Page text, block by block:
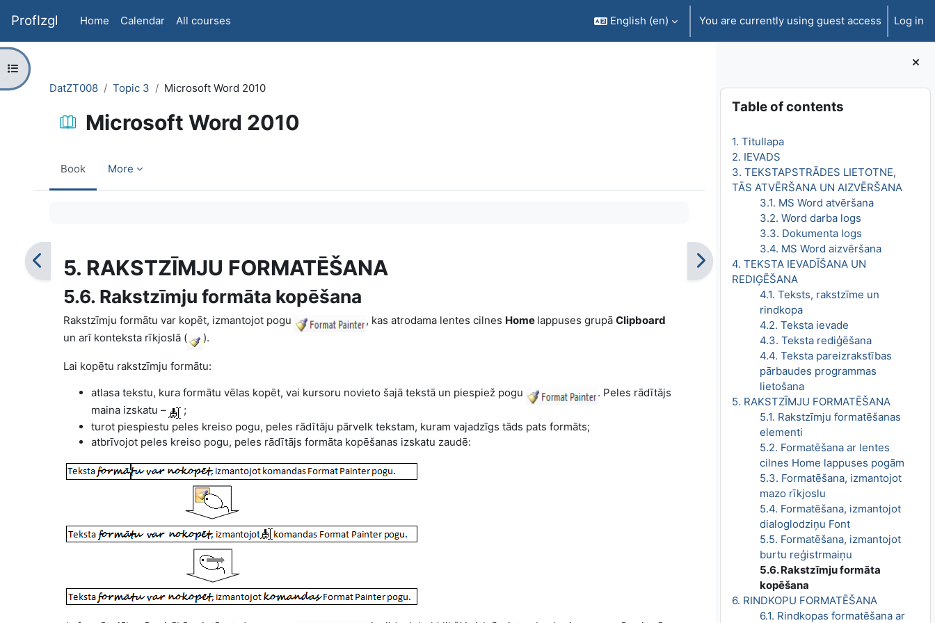
ProfIzgl Home Calendar All courses English ‎(en)‎ You are currently using guest access Log in
Blocks
Skip Table of contents
Table of contents
1. Titullapa
2. IEVADS
3. TEKSTAPSTRĀDES LIETOTNE,
TĀS ATVĒRŠANA UN AIZVĒRŠANA
3.1. MS Word atvēršana
3.2. Word darba logs
3.3. Dokumenta logs
3.4. MS Word aizvēršana
4. TEKSTA IEVADĪŠANA UN
REDIĢĒŠANA
4.1. Teksts, rakstzīme un
rindkopa
4.2. Teksta ievade
4.3. Teksta rediģēšana
4.4. Teksta pareizrakstības
pārbaudes programmas
lietošana
5. RAKSTZĪMJU FORMATĒŠANA
5.1. Rakstzīmju formatēšanas
elementi
5.2. Formatēšana ar lentes
cilnes Home lappuses pogām
5.3. Formatēšana, izmantojot
mazo rīkjoslu
5.4. Formatēšana, izmantojot
dialoglodziņu Font
5.5. Formatēšana, izmantojot
burtu reģistrmaiņu
5.6. Rakstzīmju formāta
kopēšana
6. RINDKOPU FORMATĒŠANA
6.1. Rindkopas formatēšana ar
Open course index
DatZT008
Topic 3 Microsoft Word 2010
Microsoft Word 2010
Book More
5. RAKSTZĪMJU FORMATĒŠANA
5.6. Rakstzīmju formāta kopēšana
Rakstzīmju formātu var kopēt, izmantojot pogu , kas atrodama lentes cilnes Home lappuses grupā Clipboard
un arī konteksta rīkjoslā (
).
Lai kopētu rakstzīmju formātu:
atlasa tekstu, kura formātu vēlas kopēt, vai kursoru novieto šajā tekstā un piespiež pogu
. Peles rādītājs
maina izskatu –
;
turot piespiestu peles kreiso pogu, peles rādītāju pārvelk tekstam, kuram vajadzīgs tāds pats formāts;
atbrīvojot peles kreiso pogu, peles rādītājs formāta kopēšanas izskatu zaudē: